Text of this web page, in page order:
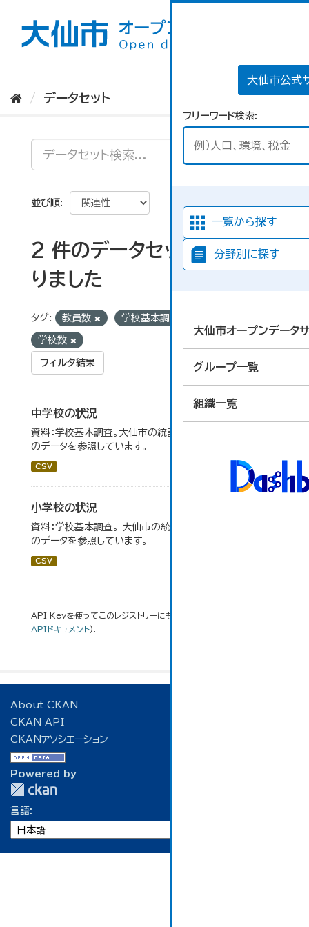
大仙市公式
フリーワード検索
一覧から探す
分野別に探す
大仙市オープンデータ
グループ一覧
組織一覧
データセット
並び順
2 件のデータセットが見つか
りました
タグ: 教員数 学校基本調査
学校数
フィルタ結果
中学校の状況
資料：学校基本調査。大仙市の統計「14-5 中学校の状況」
のデータを参照しています。
CSV
小学校の状況
資料：学校基本調査。 大仙市の統計「14-3 小学校の状況」
のデータを参照しています。
CSV
API Keyを使ってこのレジストリーにもアクセス可能です
APIドキュメント).
About CKAN
CKAN API
CKANアソシエーション
Powered by
言語